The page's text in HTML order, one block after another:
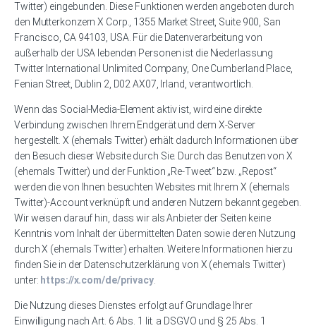
Twitter) eingebunden. Diese Funktionen werden angeboten durch
den Mutterkonzern X Corp., 1355 Market Street, Suite 900, San
Francisco, CA 94103, USA. Für die Datenverarbeitung von
außerhalb der USA lebenden Personen ist die Niederlassung
Twitter International Unlimited Company, One Cumberland Place,
Fenian Street, Dublin 2, D02 AX07, Irland, verantwortlich.
Wenn das Social-Media-Element aktiv ist, wird eine direkte
Verbindung zwischen Ihrem Endgerät und dem X-Server
hergestellt. X (ehemals Twitter) erhält dadurch Informationen über
den Besuch dieser Website durch Sie. Durch das Benutzen von X
(ehemals Twitter) und der Funktion „Re-Tweet“ bzw. „Repost“
werden die von Ihnen besuchten Websites mit Ihrem X (ehemals
Twitter)-Account verknüpft und anderen Nutzern bekannt gegeben.
Wir weisen darauf hin, dass wir als Anbieter der Seiten keine
Kenntnis vom Inhalt der übermittelten Daten sowie deren Nutzung
durch X (ehemals Twitter) erhalten. Weitere Informationen hierzu
finden Sie in der Datenschutzerklärung von X (ehemals Twitter)
unter: https://x.com/de/privacy.
Die Nutzung dieses Dienstes erfolgt auf Grundlage Ihrer
Einwilligung nach Art. 6 Abs. 1 lit. a DSGVO und § 25 Abs. 1